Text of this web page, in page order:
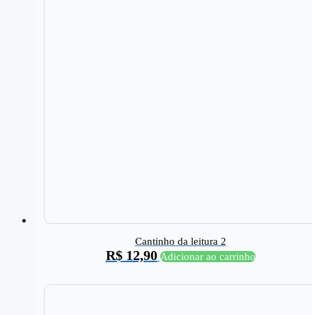
Cantinho da leitura 2
R$12,90 Adicionar ao carrinho